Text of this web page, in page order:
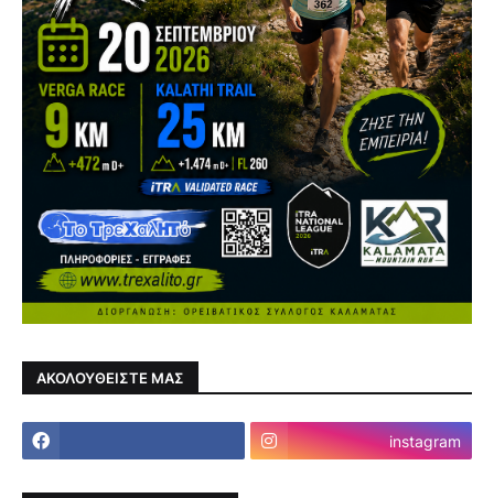
ΑΚΟΛΟΥΘΕΙΣΤΕ ΜΑΣ
instagram